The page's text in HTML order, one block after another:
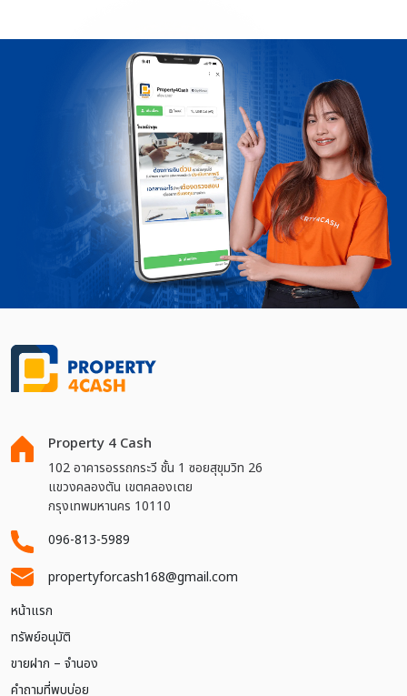
Property 4 Cash
102 อาคารอรรถกระวี ชั้น 1 ซอยสุขุมวิท 26
แขวงคลองตัน เขตคลองเตย
กรุงเทพมหานคร 10110
096-813-5989
propertyforcash168@gmail.com
หน้าแรก
ทรัพย์อนุมัติ
ขายฝาก – จำนอง
คำถามที่พบบ่อย